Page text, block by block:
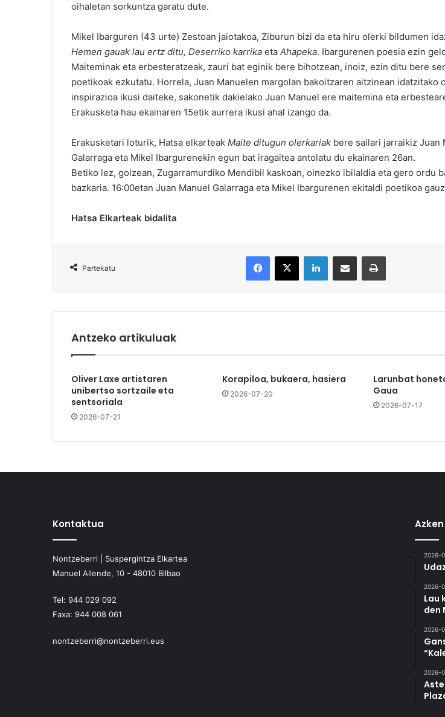
oihaletan sorkuntza garatu dute.
Mikel Ibarguren (43 urte) Zestoan jaiotakoa, Ziburun bizi da eta hiru olerki bildumen
Hemen gauak lau ertz ditu, Deserriko karrika eta Ahapeka. Ibargurenen poesia ezin
Maiteminak eta erbesteratzeak, zauri bat eginik bere bihotzean, inoiz, ezin ditu bere
poetikoak ezkutatu. Horrela, Juan Manuelen margolan bakoitzaren aitzinean idatzitako
inspirazioa ikusi daiteke, sakonetik dakielako Juan Manuel ere maitemina eta
Erakusketa hau ekainaren 15etik aurrera ikusi ahal izango da.
Erakusketari loturik, Hatsa elkarteak Maite ditugun olerkariak bere sailari jarraikiz Juan
Galarraga eta Mikel Ibargurenekin egun bat iragaitea antolatu du ekainaren 26an.
Betiko lez, goizean, Zugarramurdiko Mendibil kaskoan, oinezko ibilaldia eta gero ordu
bazkaria. 16:00etan Juan Manuel Galarraga eta Mikel Ibargurenen ekitaldi poetikoa
Hatsa Elkarteak bidalita
Partekatu
Antzeko artikuluak
Oliver Laxe artistaren
unibertso sortzaile eta
sentsoriala
2026-07-21
Korapiloa, bukaera, hasiera
2026-07-20
Larunbat
Gaua
2026-07-17
Kontaktua
Nontzeberri | Suspergintza Elkartea
Manuel Allende, 10 - 48010 Bilbao
Tel: 944 029 092
Faxa: 944 008 061
nontzeberri@nontzeberri.eus
2026-
2026-
Lau
den
2026-
2026-